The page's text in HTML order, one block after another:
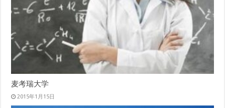
麦考瑞大学
2015年1月15日